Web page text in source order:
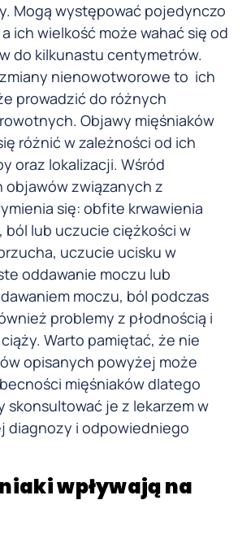
Mogą występować pojedynczo
ich wielkość może wahać się od
do kilkunastu centymetrów.
nienowotworowe to ich
prowadzić do różnych
Objawy mięśniaków
różnić w zależności od ich
oraz lokalizacji. Wśród
związanych z
się: obfite krwawienia
ból lub uczucie ciężkości w
uczucie ucisku w
oddawanie moczu lub
moczu, ból podczas
problemy z płodnością i
Warto pamiętać, że nie
opisanych powyżej może
mięśniaków dlatego
skonsultować je z lekarzem w
diagnozy i odpowiedniego
wpływają na